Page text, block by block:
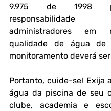
9.975 de 1998
administradores em
qualidade de água de
monitoramento deverá
Portanto, cuide-se! Exija
água da piscina de seu
clube, academia e